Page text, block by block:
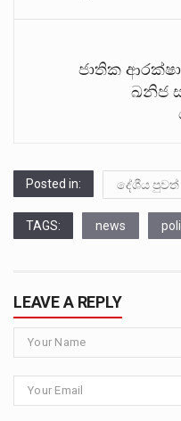
ජාතික
ඛනිජ
Posted in: දේශීය පුවත්
TAGS: news
LEAVE A REPLY